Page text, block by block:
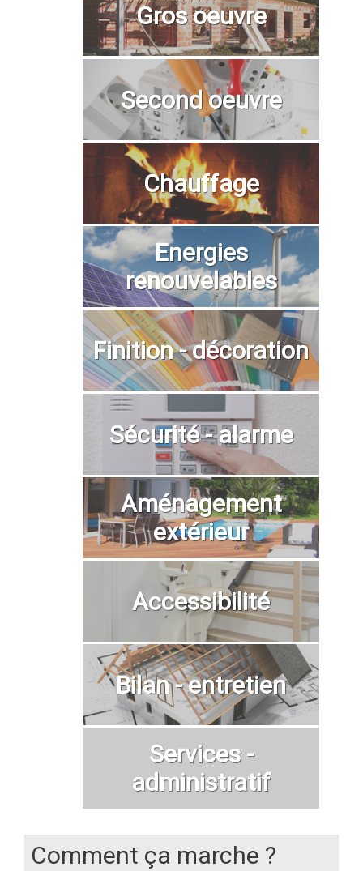
Gros oeuvre
Second oeuvre
Chauffage
Energies
renouvelables
Finition - décoration
Sécurité - alarme
Aménagement
extérieur
Accessibilité
Bilan - entretien
Services -
administratif
Comment ça marche ?